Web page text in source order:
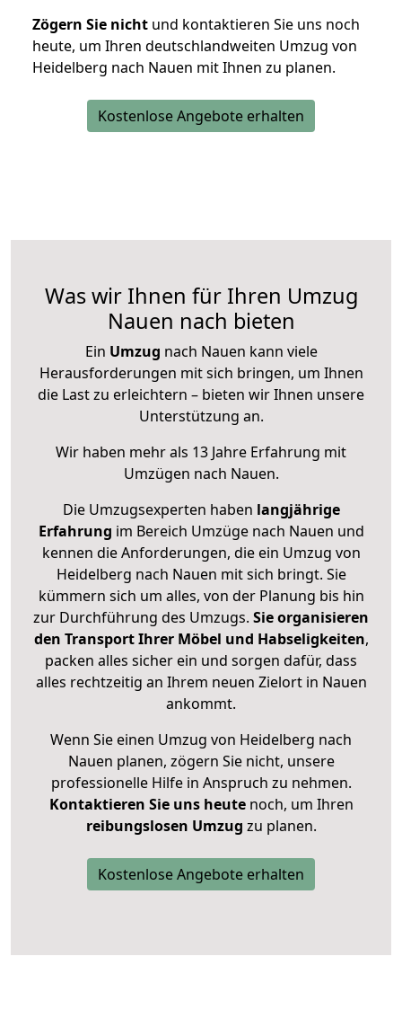
Zögern Sie nicht und kontaktieren Sie uns noch
heute, um Ihren deutschlandweiten Umzug von
Heidelberg nach Nauen mit Ihnen zu planen.
Kostenlose Angebote erhalten
Was wir Ihnen für Ihren Umzug
Nauen nach bieten
Ein Umzug nach Nauen kann viele
Herausforderungen mit sich bringen, um Ihnen
die Last zu erleichtern – bieten wir Ihnen unsere
Unterstützung an.
Wir haben mehr als 13 Jahre Erfahrung mit
Umzügen nach Nauen.
Die Umzugsexperten haben langjährige
Erfahrung im Bereich Umzüge nach Nauen und
kennen die Anforderungen, die ein Umzug von
Heidelberg nach Nauen mit sich bringt. Sie
kümmern sich um alles, von der Planung bis hin
zur Durchführung des Umzugs. Sie organisieren
den Transport Ihrer Möbel und Habseligkeiten,
packen alles sicher ein und sorgen dafür, dass
alles rechtzeitig an Ihrem neuen Zielort in Nauen
ankommt.
Wenn Sie einen Umzug von Heidelberg nach
Nauen planen, zögern Sie nicht, unsere
professionelle Hilfe in Anspruch zu nehmen.
Kontaktieren Sie uns heutenoch, um Ihren
reibungslosen Umzug zu planen.
Kostenlose Angebote erhalten